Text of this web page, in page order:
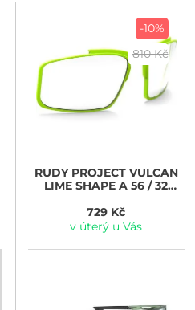
-10%
810 Kč
RUDY PROJECTVULCAN
LIME SHAPE A 56 / 32
729 Kč
v úterý u Vás